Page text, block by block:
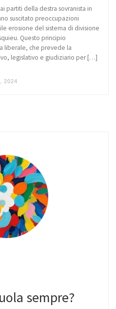
partiti della destra sovranista in
suscitato preoccupazioni
erosione del sistema di divisione
Questo principio
liberale, che prevede la
legislativo e giudiziario per […]
2024
sempre?